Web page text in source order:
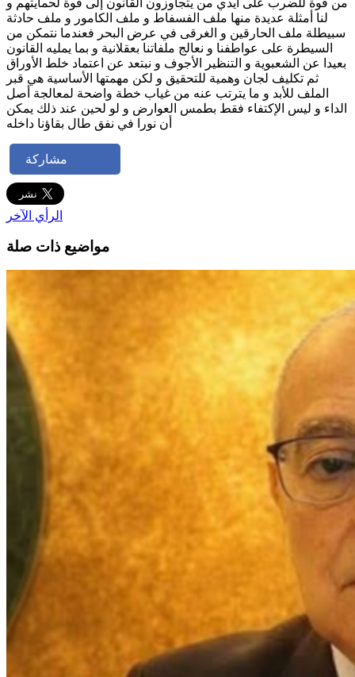
لنا أمثلة عديدة منها ملف الفسفاط و ملف الكامور و ملف حادثة
سبيطلة ملف الحارقين و الغرقى في عرض البحر فعندما نتمكن من
السيطرة على عواطفنا و نعالج ملفاتنا بعقلانية و بما يمليه القانون
بعيدا عن الشعبوية و التنظير الأجوف و نبتعد عن اعتماد خلط الأوراق
ثم تكليف لجان وهمية للتحقيق و لكن مهمتها الأساسية هي قبر
الملف للأبد و ما يترتب عنه من غياب خطة واضحة لمعالجة أصل
الداء و ليس الإكتفاء فقط بطمس العوارض و لو لحين عند ذلك يمكن
أن نورا في نفق طال بقاؤنا داخله
مشاركة
الرأي الآخر
مواضيع ذات صلة